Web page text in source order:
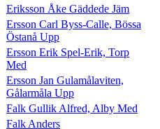
Eriksson Åke Gäddede Jäm
Ersson Carl Byss-Calle, Bössa
Östanå Upp
Ersson Erik Spel-Erik, Torp
Med
Ersson Jan Gulamålaviten,
Gålarmåla Upp
Falk Gullik Alfred, Alby Med
Falk Anders